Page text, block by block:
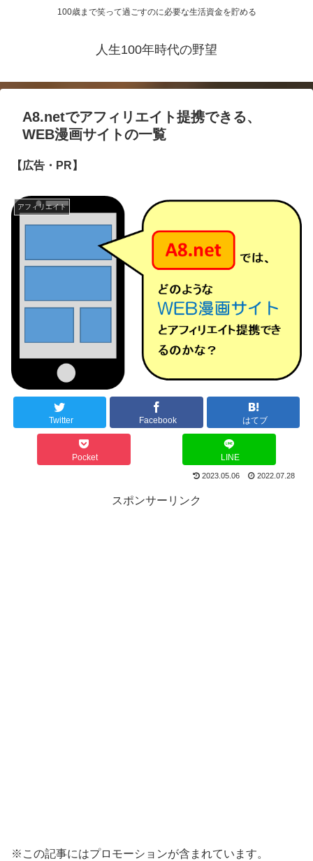
100歳まで笑って過ごすのに必要な生活資金を貯める
人生100年時代の野望
A8.netでアフィリエイト提携できる、
WEB漫画サイトの一覧
【広告・PR】
アフィリエイト
Twitter Facebook はてブ
Pocket LINE
2023.05.06 2022.07.28
スポンサーリンク
※この記事にはプロモーションが含まれています。